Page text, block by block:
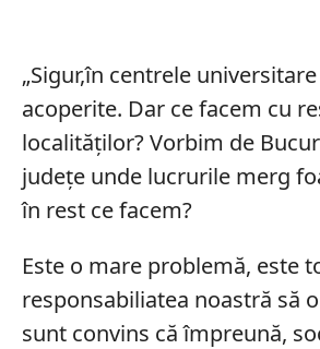
„Sigur,în centrele
acoperite. Dar ce facem cu
localităţilor? Vorbim de
judeţe unde lucrurile merg
în rest ce facem?
Este o mare problemă, este
responsabiliatea noastră să
sunt convins că împreună,